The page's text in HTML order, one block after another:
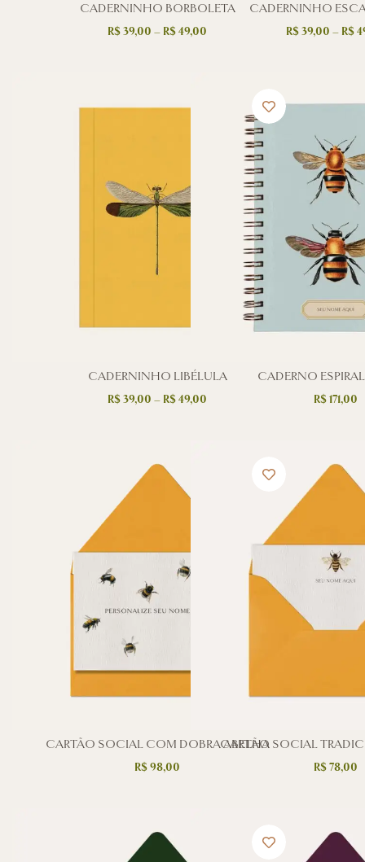
CADERNINHO BORBOLETA
R$39,00 – R$49,00
CADERNINHO
R$39,00 – R$
CADERNINHO LIBÉLULA
R$39,00 – R$49,00
CADERNO
R$171,00
CARTÃO SOCIAL COM DOBRA ABELHA
R$98,00
CARTÃO SOCIAL
R$78,00